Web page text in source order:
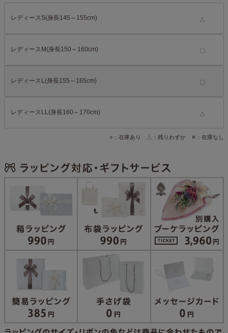
レディースS(身長145～155cm) △
レディースM(身長150～160cm)
レディースL(身長155～165cm)
レディースLL(身長160～170cm) △
○：在庫あり △：残りわずか ✕：在庫なし